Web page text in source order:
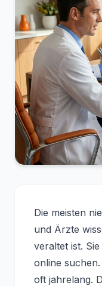
Die meisten
und Ärzte
veraltet ist.
online
oft jahrelang.